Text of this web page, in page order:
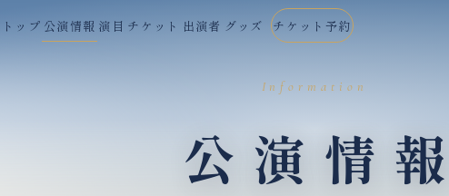
トップ 公演情報 演目 チケット 出演者 グッズ チケット予約
Information
公演情報